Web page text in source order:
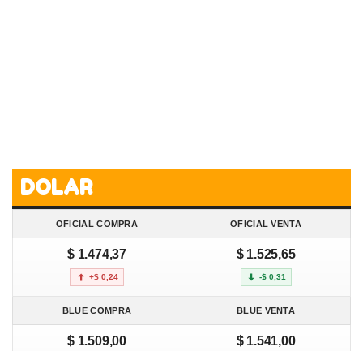
DOLAR
OFICIAL COMPRA OFICIAL VENTA
$ 1.474,37
+$ 0,24
$ 1.525,65
-$ 0,31
BLUE COMPRA BLUE VENTA
$ 1.509,00 $ 1.541,00